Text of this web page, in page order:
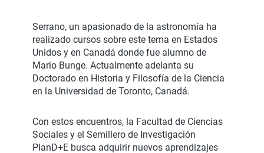
Serrano, un apasionado de la astronomía ha
realizado cursos sobre este tema en Estados
Unidos y en Canadá donde fue alumno de
Mario Bunge. Actualmente adelanta su
Doctorado en Historia y Filosofía de la Ciencia
en la Universidad de Toronto, Canadá.
Con estos encuentros, la Facultad de Ciencias
Sociales y el Semillero de Investigación
PlanD+E busca adquirir nuevos aprendizajes